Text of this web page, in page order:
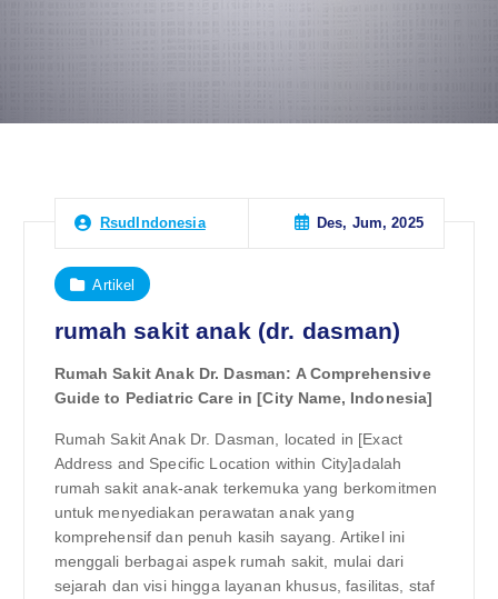
RsudIndonesia Des, Jum, 2025
Artikel
rumah sakit anak (dr. dasman)
Rumah Sakit Anak Dr. Dasman: A Comprehensive
Guide to Pediatric Care in [City Name, Indonesia]
Rumah Sakit Anak Dr. Dasman, located in [Exact
Address and Specific Location within City]adalah
rumah sakit anak-anak terkemuka yang berkomitmen
untuk menyediakan perawatan anak yang
komprehensif dan penuh kasih sayang. Artikel ini
menggali berbagai aspek rumah sakit, mulai dari
sejarah dan visi hingga layanan khusus, fasilitas, staf